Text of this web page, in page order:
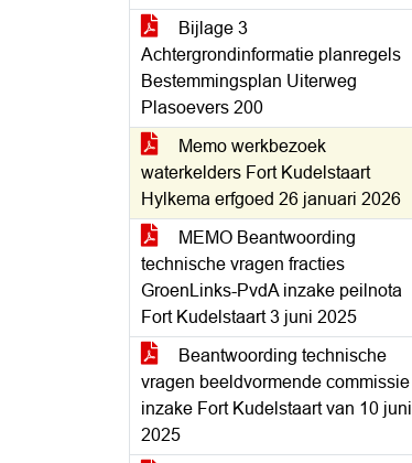
Bijlage 3
Achtergrondinformatie planregels
Bestemmingsplan Uiterweg
Plasoevers 200
Memo werkbezoek
waterkelders Fort Kudelstaart
Hylkema erfgoed 26 januari 2026
MEMO Beantwoording
technische vragen fracties
GroenLinks-PvdA inzake peilnota
Fort Kudelstaart 3 juni 2025
Beantwoording technische
vragen beeldvormende commissie
inzake Fort Kudelstaart van 10 juni
2025